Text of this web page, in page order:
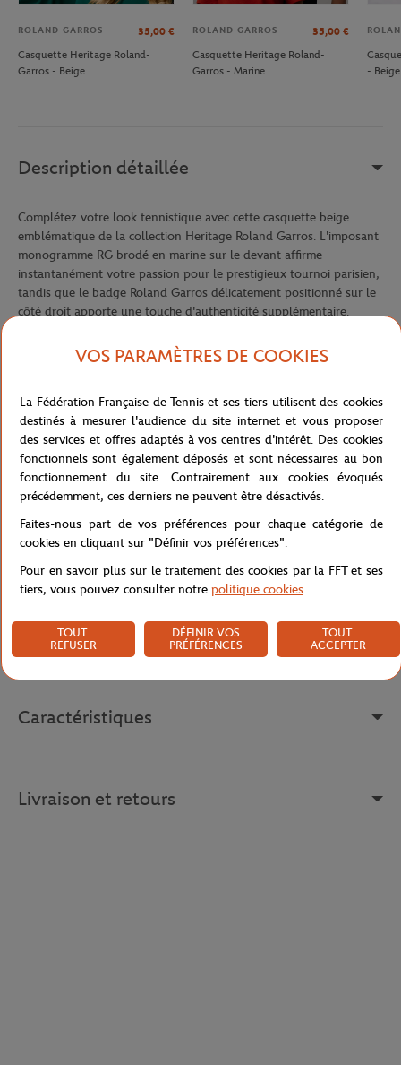
ROLAND GARROS 35,00 €
Casquette Heritage Roland-
Garros - Beige
ROLAND GARROS 35,00 €
Casquette Heritage Roland-
Garros - Marine
- Beige
Description détaillée
Complétez votre look tennistique avec cette casquette beige
emblématique de la collection Heritage Roland Garros. L'imposant
monogramme RG brodé en marine sur le devant affirme
instantanément votre passion pour le prestigieux tournoi parisien,
tandis que le badge Roland Garros délicatement positionné sur le
côté droit apporte une touche d'authenticité supplémentaire.
l'élégance intemporelle de sa teinte beige à la fonctionnalité d'une
stratégiquement placés garantissent une ventilation optimale lors
des journées ensoleillées, maintenant votre confort même durant
les sessions les plus intenses. La fermeture ajustable à l'arrière
assure un maintien personnalisé qui s'adapte parfaitement à votre
morphologie.
Le système de réglage avec boucle métallique Roland Garros
gravée témoigne de l'attention particulière portée aux détails,
signature de la collection Heritage. Que vous soyez dans les
devient l'accessoire incontournable pour exprimer votre
attachement à l'univers du tennis avec style et distinction, tout en
Référence :RCQU0625-BEI-TU
Caractéristiques
Livraison et retours
VOS PARAMÈTRES DE COOKIES
La Fédération Française de Tennis et ses tiers utilisent des cookies
destinés à mesurer l'audience du site internet et vous proposer
des services et offres adaptés à vos centres d'intérêt. Des cookies
fonctionnels sont également déposés et sont nécessaires au bon
fonctionnement du site. Contrairement aux cookies évoqués
précédemment, ces derniers ne peuvent être désactivés.
Faites-nous part de vos préférences pour chaque catégorie de
cookies en cliquant sur "Définir vos préférences".
Pour en savoir plus sur le traitement des cookies par la FFT et ses
tiers, vous pouvez consulter notre politique cookies.
TOUT
REFUSER
DÉFINIR VOS
PRÉFÉRENCES
TOUT
ACCEPTER